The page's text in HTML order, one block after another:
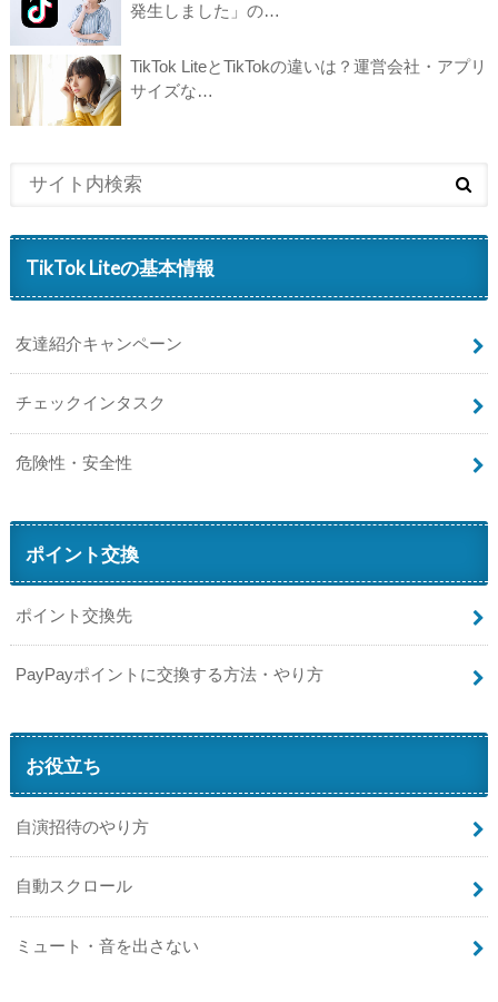
発生しました」の…
TikTok LiteとTikTokの違いは？運営会社・アプリ
サイズな…
TikTok Liteの基本情報
友達紹介キャンペーン
チェックインタスク
危険性・安全性
ポイント交換
ポイント交換先
PayPayポイントに交換する方法・やり方
お役立ち
自演招待のやり方
自動スクロール
ミュート・音を出さない